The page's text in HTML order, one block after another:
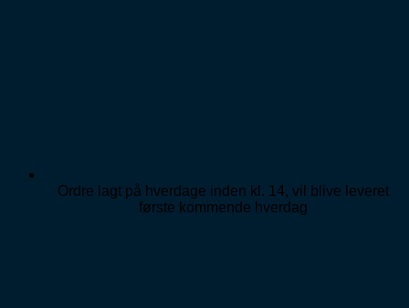
Ordre lagt på hverdage inden kl. 14, vil blive leveret
første kommende hverdag